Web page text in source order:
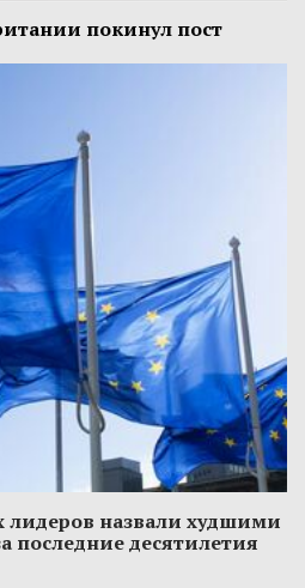
покинул пост
лидеров назвали худшими
последние десятилетия